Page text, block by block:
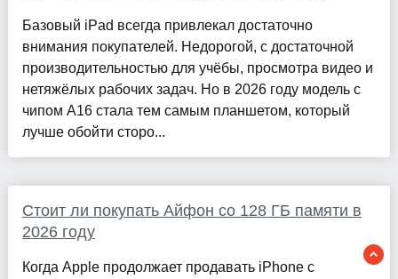
Базовый iPad всегда привлекал достаточно
внимания покупателей. Недорогой, с достаточной
производительностью для учёбы, просмотра видео и
нетяжёлых рабочих задач. Но в 2026 году модель с
чипом A16 стала тем самым планшетом, который
лучше обойти сторо...
Стоит ли покупать Айфон со 128 ГБ памяти в
2026 году
Когда Apple продолжает продавать iPhone с